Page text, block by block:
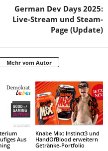
German Dev Days 2025:
Live-Stream und Steam-
Page (Update)
Mehr vom Autor
Aus
Knabe Mix: Instinct3 und
HandOfBlood erweitern
Getränke-Portfolio